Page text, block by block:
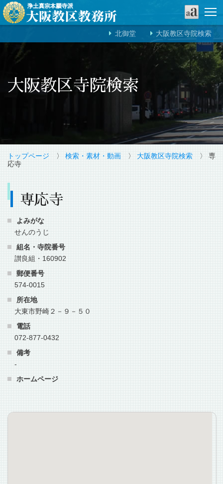
北御堂 大阪教区寺院検索
大阪教区寺院検索
トップページ 〉 検索・素材・動画 〉 大阪教区寺院検索 〉 専
応寺
専応寺
よみがな
せんのうじ
組名・寺院番号
讃良組・160902
郵便番号
574-0015
所在地
大東市野崎２－９－５０
電話
072-877-0432
備考
-
ホームページ